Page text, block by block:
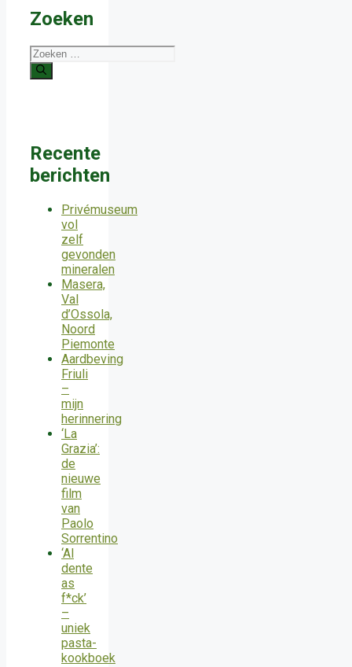
Zoeken
Zoek
naar:
Recente
berichten
Privémuseum
vol
zelf
gevonden
mineralen
Masera,
Val
d’Ossola,
Noord
Piemonte
Aardbeving
Friuli
–
mijn
herinnering
‘La
Grazia’:
de
nieuwe
film
van
Paolo
Sorrentino
‘Al
dente
as
f*ck’
–
uniek
pasta-
kookboek